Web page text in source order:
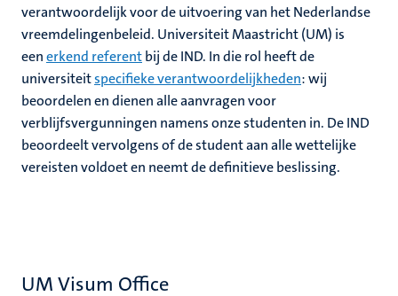
verantwoordelijk voor de uitvoering van het Nederlandse
vreemdelingenbeleid. Universiteit Maastricht (UM) is
eenerkend referentbij de IND. In die rol heeft de
universiteitspecifieke verantwoordelijkheden: wij
beoordelen en dienen alle aanvragen voor
verblijfsvergunningen namens onze studenten in. De IND
beoordeelt vervolgens of de student aan alle wettelijke
vereisten voldoet en neemt de definitieve beslissing.
UM Visum Office